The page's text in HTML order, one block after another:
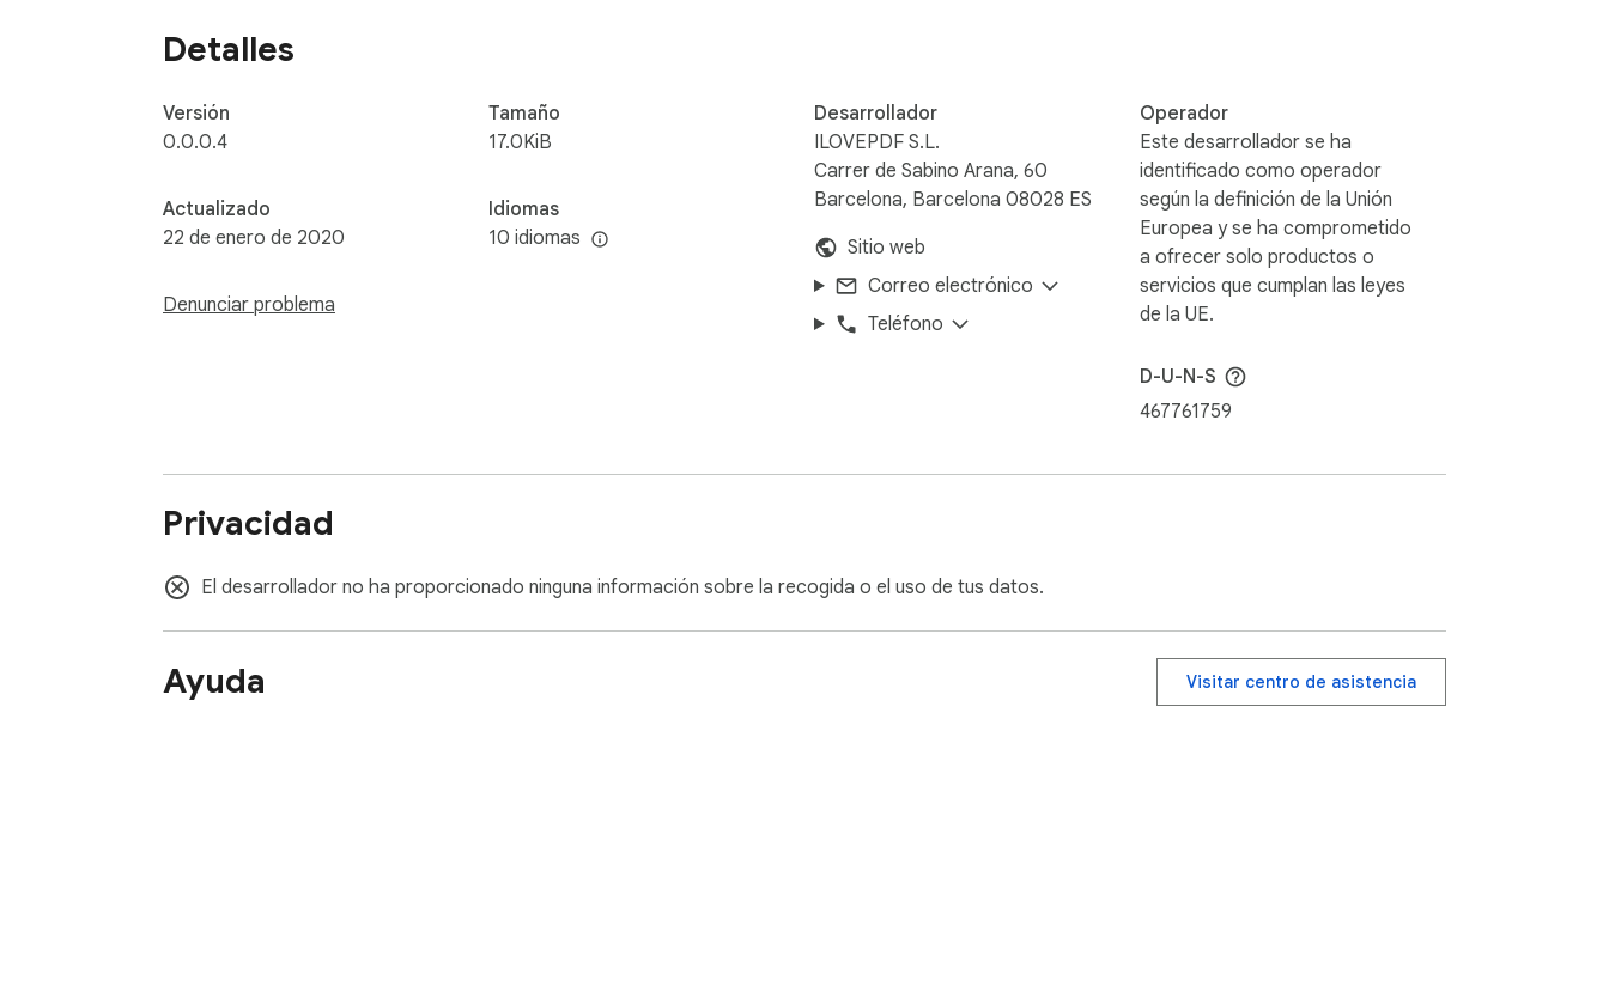
Detalles
Versión
0.0.0.4
Actualizado
22 de enero de 2020
Denunciar problema
Tamaño
17.0KiB
Idiomas
10 idiomas
Desarrollador
ILOVEPDF S.L.
Carrer de Sabino Arana, 60
Barcelona, Barcelona 08028 ES
Sitio web
Correo electrónico
Teléfono
Operador
Este desarrollador se ha
identificado como operador
según la definición de la Unión
Europea y se ha comprometido
a ofrecer solo productos o
servicios que cumplan las leyes
de la UE.
D-U-N-S
467761759
Privacidad
El desarrollador no ha proporcionado ninguna información sobre la recogida o el uso de tus datos.
Ayuda Visitar centro de asistencia